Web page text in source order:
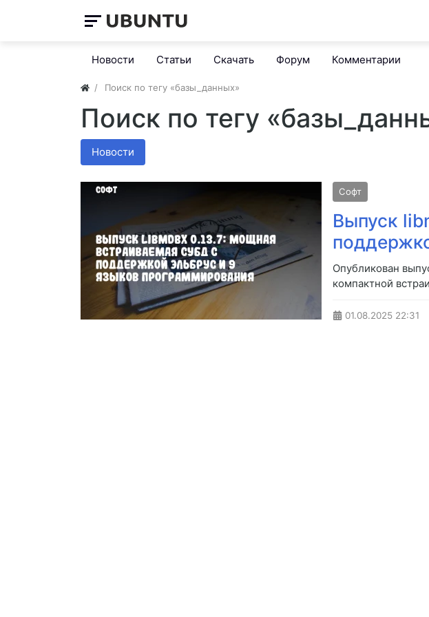
Новости Статьи Скачать Форум Комментарии
Поиск по тегу «базы_данных»
Поиск по тегу
Новости
Софт
Выпуск
Опубликован
компактной
01.08.2025 22:31